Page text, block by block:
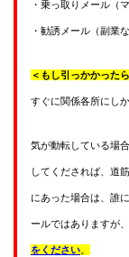
・乗っ取りメール（
・勧誘メール（副業
＜もし引っかかった
すぐに関係各所にし
気が動転している場
してくだされば、道
にあった場合は、誰
ールではありますが
をください。